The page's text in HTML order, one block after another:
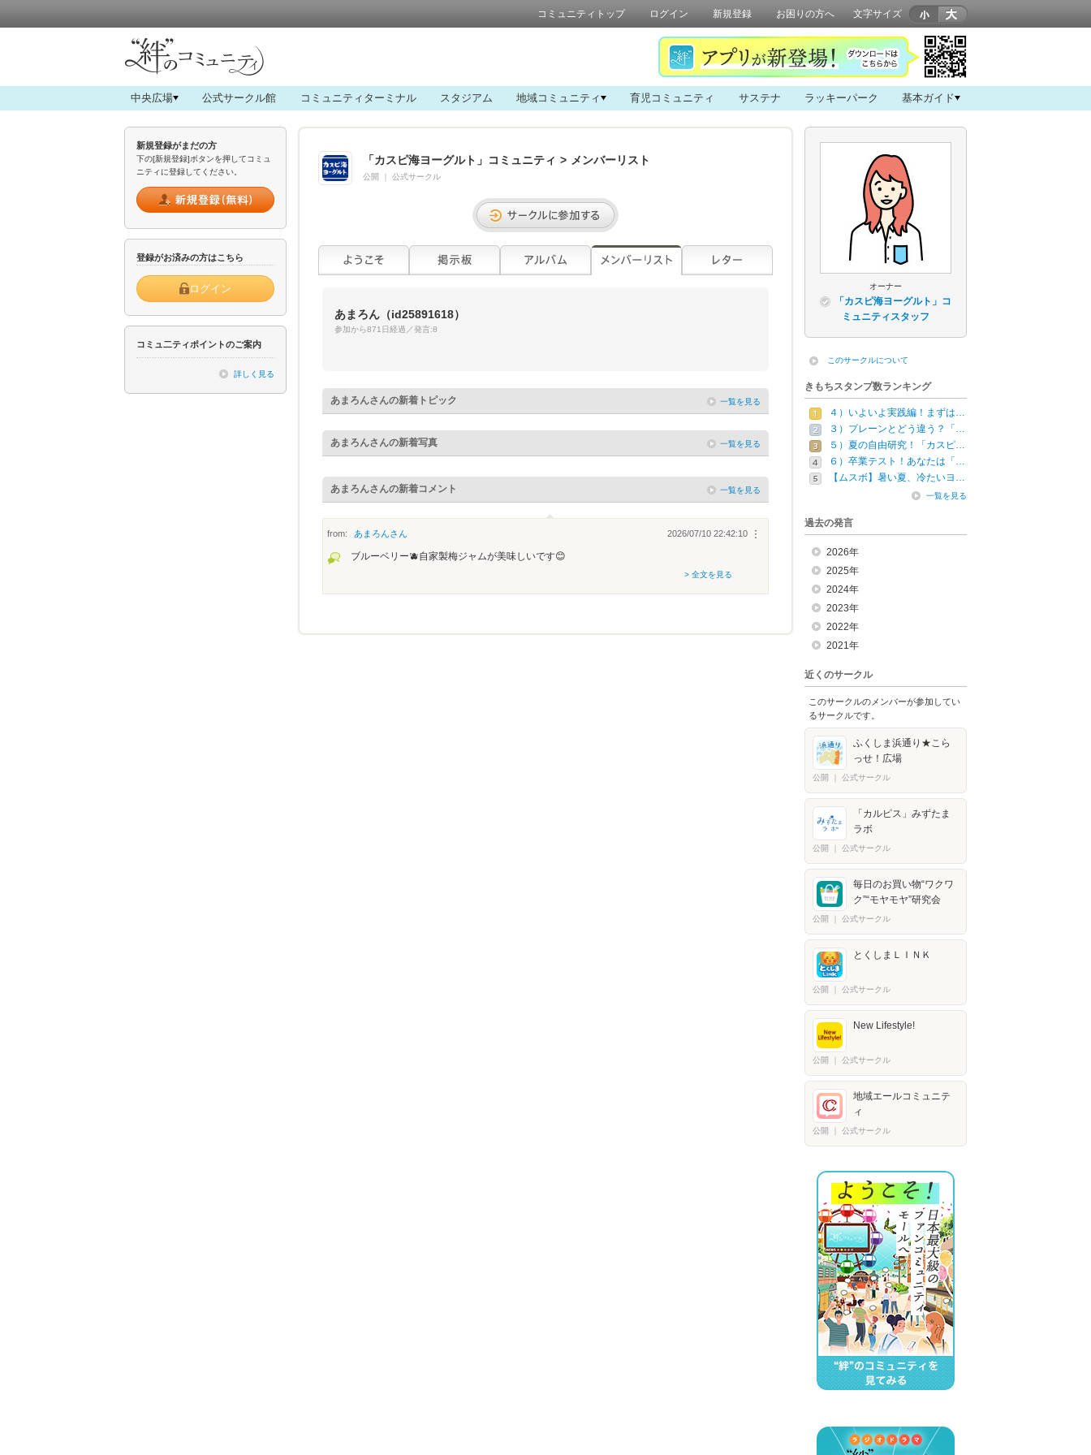
コミュニティトップ ログイン 新規登録 お困りの方へ 文字サイズ
中央広場 公式サークル館 コミュニティターミナル スタジアム 地域コミュニティ 育児コミュニティ サステナ ラッキーパーク 基本ガイド
新規登録がまだの方
下の[新規登録]ボタンを押してコミュ
ニティに登録してください。
登録がお済みの方はこちら
ログイン
コミュ二ティポイントのご案内
詳しく見る
「カスピ海ヨーグルト」コミュニティ > メンバーリスト
公開 公式サークル
あまろん （id25891618）
参加から871日経過／発言:8
あまろんさんの新着トピック 一覧を見る
あまろんさんの新着写真 一覧を見る
あまろんさんの新着コメント 一覧を見る
from: あまろんさん ︙
2026/07/10 22:42:10
ブルーベリー🫐自家製梅ジャムが美味しいです😊
> 全文を見る
オーナー
「カスピ海ヨーグルト」コ
ミュニティスタッフ
このサークルについて
きもちスタンプ数ランキング
４）いよいよ実践編！まずは…
３）プレーンとどう違う？「…
５）夏の自由研究！「カスピ…
６）卒業テスト！あなたは「…
【ムスボ】暑い夏、冷たいヨ…
一覧を見る
過去の発言
2026年
2025年
2024年
2023年
2022年
2021年
近くのサークル
このサークルのメンバーが参加してい
るサークルです。
ふくしま浜通り★こら
っせ！広場
公開 公式サークル
「カルピス」みずたま
ラボ
公開 公式サークル
毎日のお買い物“ワクワ
ク”“モヤモヤ”研究会
公開 公式サークル
とくしまＬＩＮＫ
公開 公式サークル
New Lifestyle!
公開 公式サークル
地域エールコミュニテ
ィ
公開 公式サークル